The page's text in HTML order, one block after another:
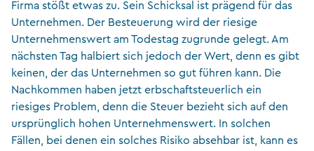
Firma stößt etwas zu. Sein Schicksal ist prägend für das
Unternehmen. Der Besteuerung wird der riesige
Unternehmenswert am Todestag zugrunde gelegt. Am
nächsten Tag halbiert sich jedoch der Wert, denn es gibt
keinen, der das Unternehmen so gut führen kann. Die
Nachkommen haben jetzt erbschaftsteuerlich ein
riesiges Problem, denn die Steuer bezieht sich auf den
ursprünglich hohen Unternehmenswert. In solchen
Fällen, bei denen ein solches Risiko absehbar ist, kann es